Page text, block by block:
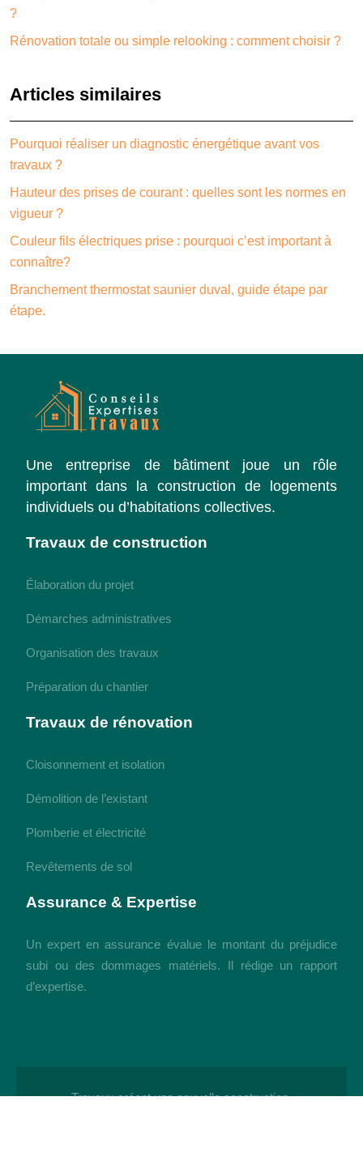
?
Rénovation totale ou simple relooking : comment choisir ?
Articles similaires
Pourquoi réaliser un diagnostic énergétique avant vos
travaux ?
Hauteur des prises de courant : quelles sont les normes en
vigueur ?
Couleur fils électriques prise : pourquoi c’est important à
connaître?
Branchement thermostat saunier duval, guide étape par
étape.
Une entreprise de bâtiment joue un rôle
important dans la construction de logements
individuels ou d’habitations collectives.
Travaux de construction
Élaboration du projet
Démarches administratives
Organisation des travaux
Préparation du chantier
Travaux de rénovation
Cloisonnement et isolation
Démolition de l’existant
Plomberie et électricité
Revêtements de sol
Assurance & Expertise
Un expert en assurance évalue le montant du préjudice
subi ou des dommages matériels. Il rédige un rapport
d’expertise.
Travaux créant une nouvelle construction.